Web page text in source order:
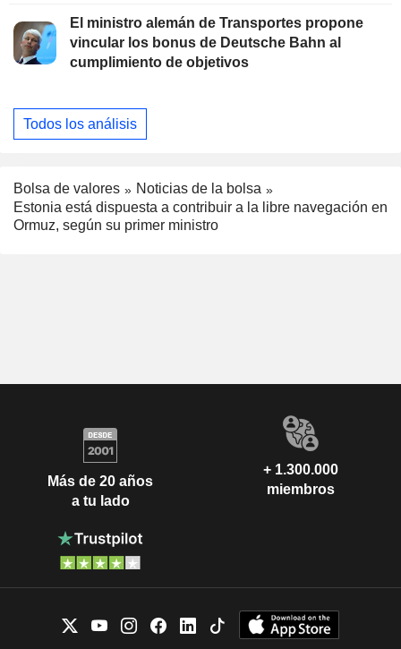
El ministro alemán de Transportes propone
vincular los bonus de Deutsche Bahn al
cumplimiento de objetivos
Todos los análisis
Bolsa de valores
Noticias de la bolsa
Estonia está dispuesta a contribuir a la libre navegación en
Ormuz, según su primer ministro
Más de 20 años
a tu lado
+ 1.300.000
miembros